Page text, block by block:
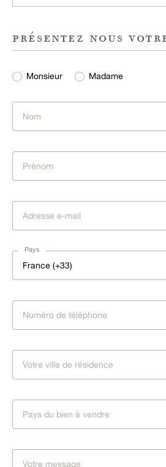
présentez nous
Monsieur Madame
Pays
France (+33)
Pays du bien à vendre